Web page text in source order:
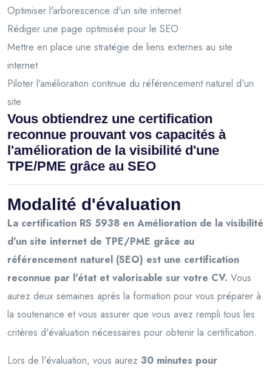
Optimiser l'arborescence d'un site internet
Rédiger une page optimisée pour le SEO
Mettre en place une stratégie de liens externes au site
internet
Piloter l'amélioration continue du référencement naturel d'un
site
Vous obtiendrez une certification
reconnue prouvant vos capacités à
l'amélioration de la visibilité d'une
TPE/PME grâce au SEO
Modalité d'évaluation
La certification RS 5938 en Amélioration de la visibilité
d'un site internet de TPE/PME grâce au
référencement naturel (SEO) est une certification
reconnue par l'état et valorisable sur votre CV. Vous
aurez deux semaines après la formation pour vous préparer à
la soutenance et vous assurer que vous avez rempli tous les
critères d'évaluation nécessaires pour obtenir la certification.
Lors de l'évaluation, vous aurez 30 minutes pour